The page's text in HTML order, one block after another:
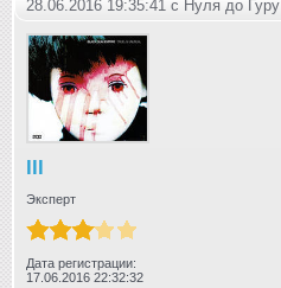
28.06.2016 19:35:41 с Нуля до Гуру
lll
Эксперт
Дата регистрации:
17.06.2016 22:32:32